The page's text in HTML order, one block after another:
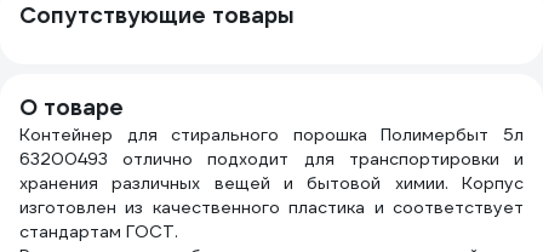
Сопутствующие товары
О товаре
Контейнер для стирального порошка Полимербыт 5л
63200493 отлично подходит для транспортировки и
хранения различных вещей и бытовой химии. Корпус
изготовлен из качественного пластика и соответствует
стандартам ГОСТ.